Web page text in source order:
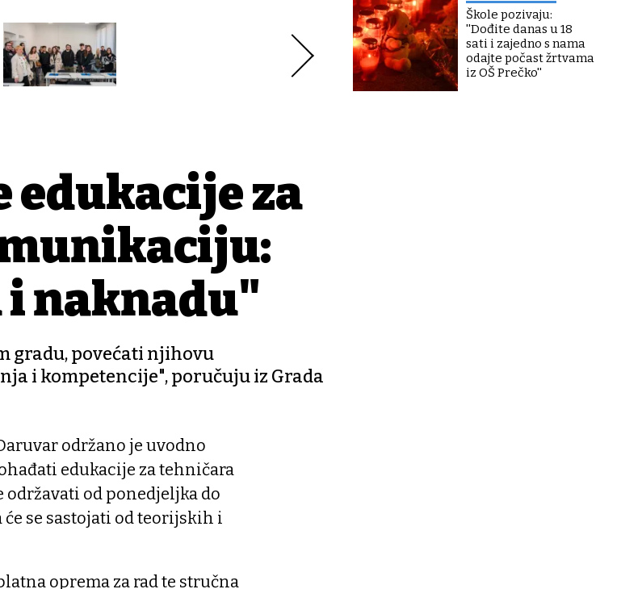
edukacije za
naknadu"
gradu, povećati njihovu
i kompetencije", poručuju iz Grada
održano je uvodno
edukacije za tehničara
održavati od ponedjeljka do
će se sastojati od teorijskih i
oprema za rad te stručna
Škole pozivaju:
''Dođite danas u 18
sati i zajedno s nama
odajte počast žrtvama
iz OŠ Prečko''